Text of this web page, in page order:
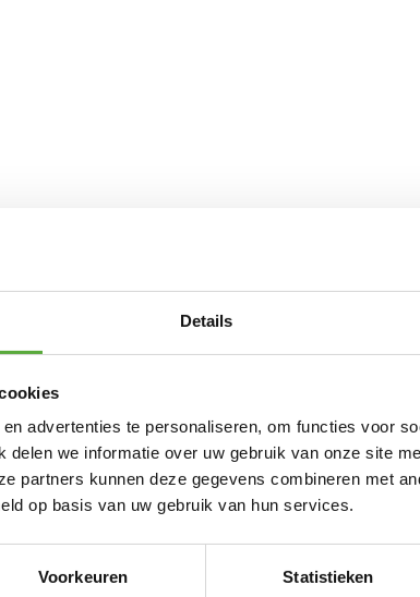
Details
advertenties te personaliseren, om functies voor
delen we informatie over uw gebruik van onze site
partners kunnen deze gegevens combineren met
op basis van uw gebruik van hun services.
Voorkeuren Statistieken